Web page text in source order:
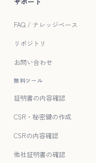
FAQ / ナレッジベース
リポジトリ
お問い合わせ
無料ツール
証明書の内容確認
CSR・秘密鍵の作成
CSRの内容確認
他社証明書の確認